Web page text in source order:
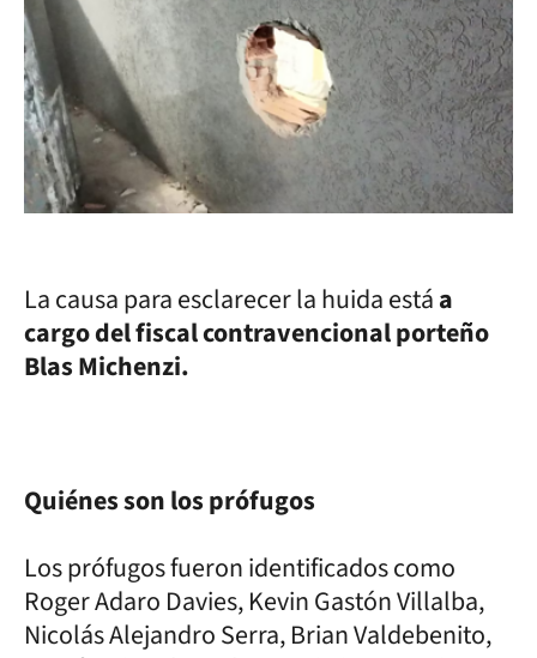
La causa para esclarecer la huida estáa
cargo del fiscal contravencional porteño
Blas Michenzi.
Quiénes son los prófugos
Los prófugos fueron identificados como
Roger Adaro Davies, Kevin Gastón Villalba,
Nicolás Alejandro Serra, Brian Valdebenito,